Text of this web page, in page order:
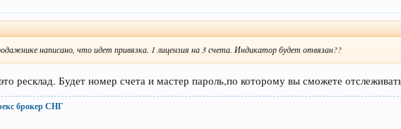
написано, что идет привязка. 1 лицензия на 3 счета. Индикатор будет отвязан??
ресклад. Будет номер счета и мастер пароль,по которому вы сможете
брокер СНГ